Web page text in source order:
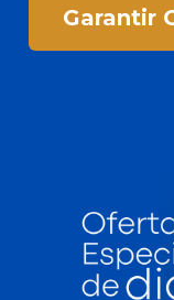
Garantir